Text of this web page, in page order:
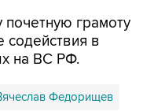
почетную грамоту
в
на ВС РФ.
Федорищев